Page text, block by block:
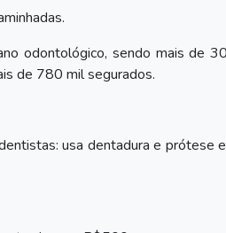
odontológico, sendo mais de
de 780 mil segurados.
usa dentadura e prótese